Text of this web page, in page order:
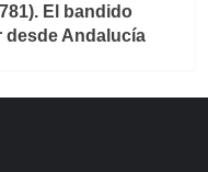
El bandido
desde Andalucía